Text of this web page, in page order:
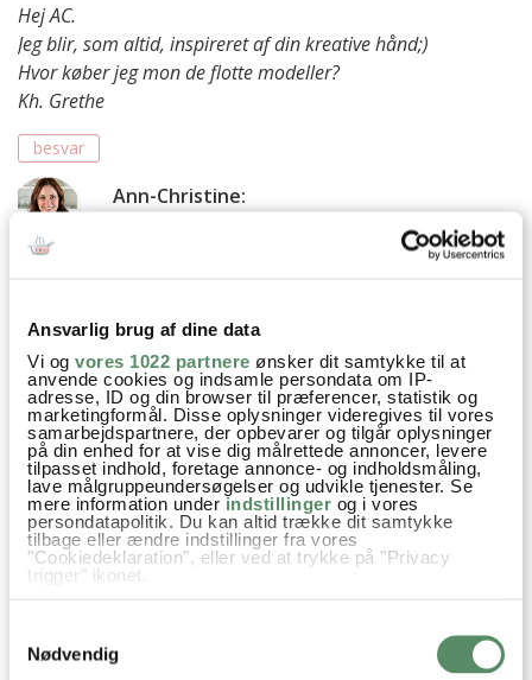
Ansvarlig brug af dine data
Vi og vores 1022 partnere ønsker dit samtykke til at
anvende cookies og indsamle persondata om IP-
adresse, ID og din browser til præferencer, statistik og
marketingformål. Disse oplysninger videregives til vores
samarbejdspartnere, der opbevarer og tilgår oplysninger
på din enhed for at vise dig målrettede annoncer, levere
tilpasset indhold, foretage annonce- og indholdsmåling,
lave målgruppeundersøgelser og udvikle tjenester. Se
mere information under indstillinger og i vores
persondatapolitik. Du kan altid trække dit samtykke
tilbage eller ændre indstillinger fra vores
"Cookiedeklaration", eller ved at trykke på "Privacy
trigger" ikonet.
Indsamle præcise oplysninger om din placering,
der kan være nøjagtig inden for få meter
Identificere din enhed baseret på en scanning af
Nødvendig
Hej AC.
Jeg blir, som altid, inspireret af din kreative hånd;)
Hvor køber jeg mon de flotte modeller?
Kh. Grethe
besvar
Ann-Christine:
har blot freestylet med inspiration fra pinterest.
Pladerne er købt i hobby- og legetøjsbutikker
Kh Ann-Christine
besvar
Simone:
26. november 2013 kl. 18:04
Det ser godt nok hyggeligt ud :)